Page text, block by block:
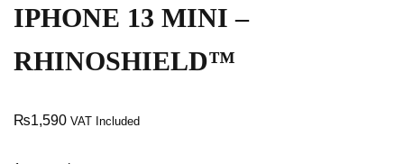
IPHONE 13 MINI –
RHINOSHIELD™
₨1,590 VAT Included